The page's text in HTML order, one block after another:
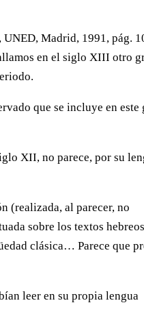
Madrid, 1991, pág.
en el siglo XIII otro
que se incluye en este
XII, no parece, por su
(realizada, al parecer, no
sobre los textos
clásica… Parece que
leer en su propia lengua